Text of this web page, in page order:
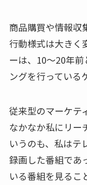
商品購買や情報収
行動様式は大きく
ーは、10〜20年
ングを行っている
従来型のマーケテ
なかなか私にリー
いうのも、私は
録画した番組であ
いる番組を見るこ